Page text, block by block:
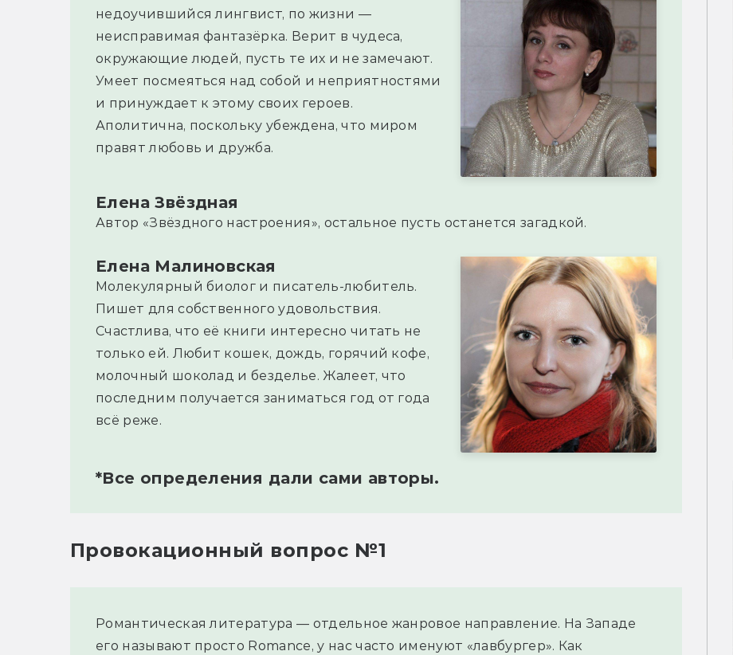
недоучившийся лингвист, по жизни —
неисправимая фантазёрка. Верит в чудеса,
окружающие людей, пусть те их и не замечают.
Умеет посмеяться над собой и неприятностями
и принуждает к этому своих героев.
Аполитична, поскольку убеждена, что миром
правят любовь и дружба.
Елена Звёздная
Автор «Звёздного настроения», остальное пусть останется загадкой.
Елена Малиновская
Молекулярный биолог и писатель-любитель.
Пишет для собственного удовольствия.
Счастлива, что её книги интересно читать не
только ей. Любит кошек, дождь, горячий кофе,
молочный шоколад и безделье. Жалеет, что
последним получается заниматься год от года
всё реже.
*Все определения дали сами авторы.
Провокационный вопрос №1
Романтическая литература — отдельное жанровое направление. На Западе
его называют просто Romance, у нас часто именуют «лавбургер». Как